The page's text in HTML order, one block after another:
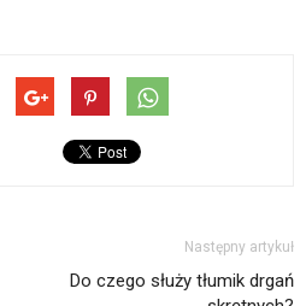
Następny artykuł
Do czego służy tłumik drgań